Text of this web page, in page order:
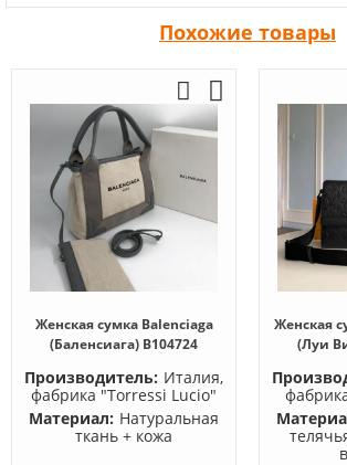
Похожие товары
Женская сумка Balenciaga
(Баленсиага) B104724
Производитель: Италия,
фабрика "Torressi Lucio"
Материал: Натуральная
ткань + кожа
Женская
(Луи